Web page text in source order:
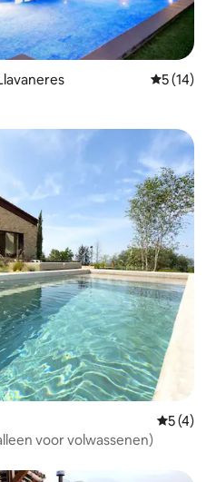
5 (14)
5 (4)
voor volwassenen)